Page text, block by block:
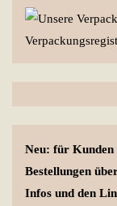
Neu: für Kunden
Bestellungen
Infos und den